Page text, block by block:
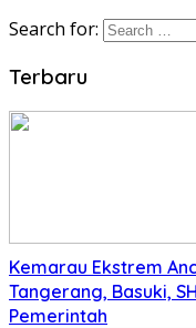
Search for:
Terbaru
Kemarau Ekstrem
Tangerang, Basuki,
Pemerintah